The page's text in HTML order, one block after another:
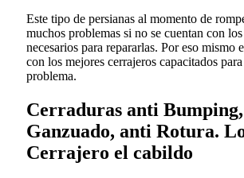
Este tipo de persianas al momento de
muchos problemas si no se cuentan con
necesarios para repararlas. Por eso mismo
con los mejores cerrajeros capacitados
problema.
Cerraduras anti
Ganzuado, anti Rotura.
Cerrajero el cabildo